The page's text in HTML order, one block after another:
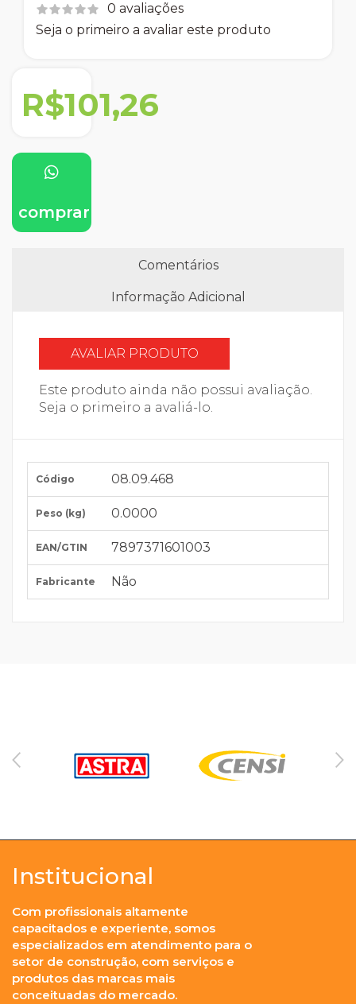
0 avaliações
Seja o primeiro a avaliar este produto
R$101,26
comprar
Comentários
Informação Adicional
AVALIAR PRODUTO
Este produto ainda não possui avaliação.
Seja o primeiro a avaliá-lo.
Código 08.09.468
Peso (kg) 0.0000
EAN/GTIN 7897371601003
Fabricante Não
Institucional
Com profissionais altamente
capacitados e experiente, somos
especializados em atendimento para o
setor de construção, com serviços e
produtos das marcas mais
conceituadas do mercado.